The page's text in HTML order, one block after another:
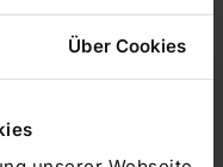
Über Cookies